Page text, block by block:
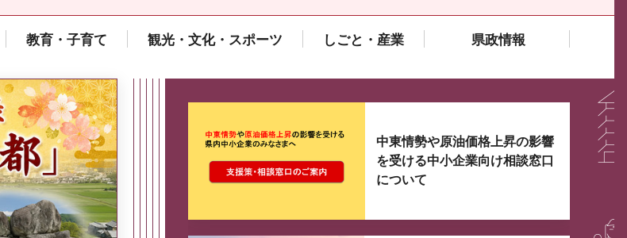
教育・子育て 観光・文化・スポーツ しごと・産業 県政情報
ここから最大3つずつ情報が表示されるスライダーがあります。
県広報誌「県民だより奈良」
2026年8月号
中東情勢や原油価格上昇の影響
を受ける中小企業向け相談窓口
について